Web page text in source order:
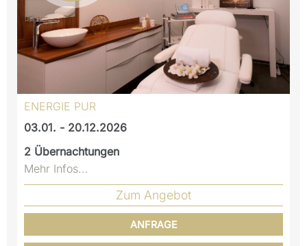
ENERGIE PUR
03.01. - 20.12.2026
2 Übernachtungen
Mehr Infos...
Zum Angebot
ANFRAGE